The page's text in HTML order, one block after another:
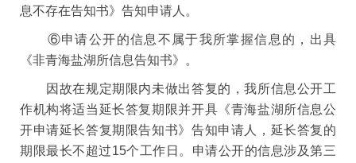
息不存在告知书》告知申请人。
⑥申请公开的信息不属于我所掌握信息的，出具
《非青海盐湖所信息告知书》。
因故在规定期限内未做出答复的，我所信息公开工
作机构将适当延长答复期限并开具《青海盐湖所信息公
开申请延长答复期限告知书》告知申请人，延长答复的
期限最长不超过15个工作日。申请公开的信息涉及第三